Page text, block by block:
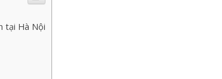
tại Hà Nội